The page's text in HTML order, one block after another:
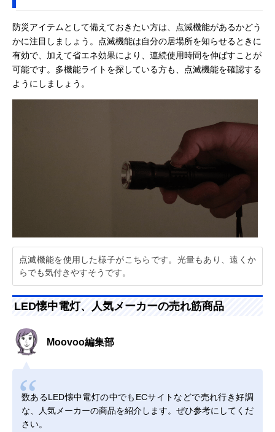
防災アイテムとして備えておきたい方は、点滅機能があるかどう
かに注目しましょう。点滅機能は自分の居場所を知らせるときに
有効で、加えて省エネ効果により、連続使用時間を伸ばすことが
可能です。多機能ライトを探している方も、点滅機能を確認する
ようにしましょう。
点滅機能を使用した様子がこちらです。光量もあり、遠くか
らでも気付きやすそうです。
LED懐中電灯、人気メーカーの売れ筋商品
Moovoo編集部
数あるLED懐中電灯の中でもECサイトなどで売れ行き好調
な、人気メーカーの商品を紹介します。ぜひ参考にしてくだ
さい。